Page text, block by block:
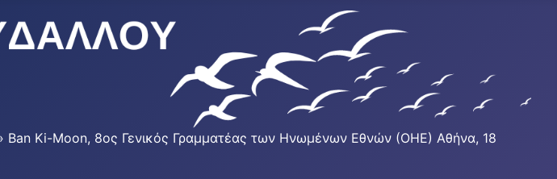
Ban Ki-Moon, 8ος Γενικός Γραμματέας των Ηνωμένων Εθνών (ΟΗΕ) Αθήνα, 18